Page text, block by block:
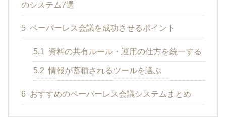
のシステム7選
5 ペーパーレス会議を成功させるポイント
5.1 資料の共有ルール・運用の仕方を統一する
5.2 情報が蓄積されるツールを選ぶ
6 おすすめのペーパーレス会議システムまとめ